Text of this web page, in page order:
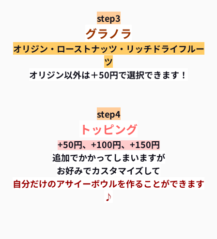
step3
グラノラ
オリジン・ローストナッツ・リッチドライフルー
ツ
オリジン以外は＋50円で選択できます！
step4
トッピング
+50円、+100円、+150円
追加でかかってしまいますが
お好みでカスタマイズして
自分だけのアサイーボウルを作ることができます
♪